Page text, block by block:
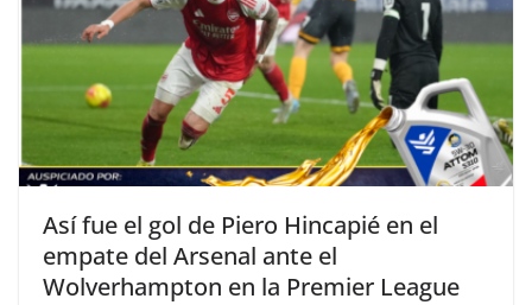
Así fue el gol de Piero Hincapié en el
empate del Arsenal ante el
Wolverhampton en la Premier League